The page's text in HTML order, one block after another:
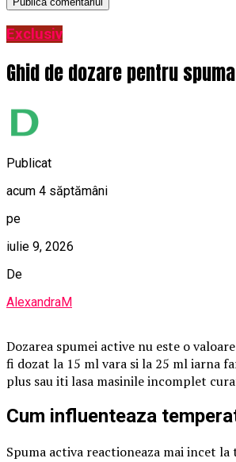
Exclusiv
Ghid de dozare pentru
Publicat
acum 4 săptămâni
pe
iulie 9, 2026
De
AlexandraM
Dozarea spumei active nu este o
fi dozat la 15 ml vara si la 25 ml iarna
plus sau iti lasa masinile incomplet
Cum influenteaza
Spuma activa reactioneaza mai incet